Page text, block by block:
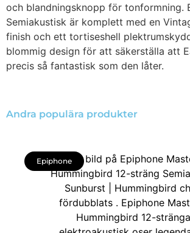
och blandningsknopp för tonformning.
Semiakustisk är komplett med en
finish och ett tortiseshell
blommig design för att säkerställa att
precis så fantastisk som den låter.
Andra populära produkter
Epiphone